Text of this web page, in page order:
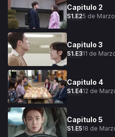
Capitulo 2
S1.E25 de
Capitulo 3
S1.E311 de
Capitulo 4
S1.E412 de
Capitulo 5
S1.E518 de